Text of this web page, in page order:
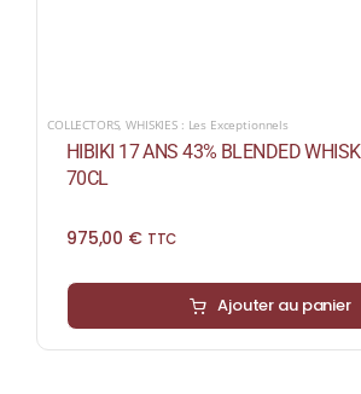
COLLECTORS,WHISKIES : Les Exceptionnels
HIBIKI 17 ANS 43% BLENDED
70CL
975,00 € TTC
Ajouter au panier